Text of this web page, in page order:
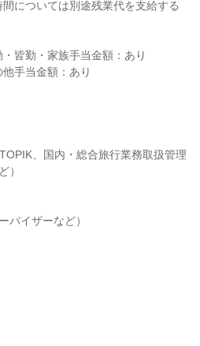
については別途残業代を支給する
皆勤・家族手当金額：あり
手当金額：あり
、国内・総合旅行業務取扱管理
）
バイザーなど）